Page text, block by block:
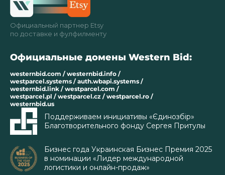
Официальный партнер Etsy
по доставке и фулфилменту
Официальные домены Western Bid:
westernbid.com / westernbid.info /
westparcel.systems / auth.wbapi.systems /
westernbid.link / westparcel.com /
westparcel.pl / westparcel.cz / westparcel.ro /
westernbid.us
Поддерживаем инициативы «Єдинозбір»
Благотворительного фонду Сергея Притулы
Бизнес года Украинская Бизнес Премия 2025
в номинации «Лидер международной
логистики и онлайн-продаж»